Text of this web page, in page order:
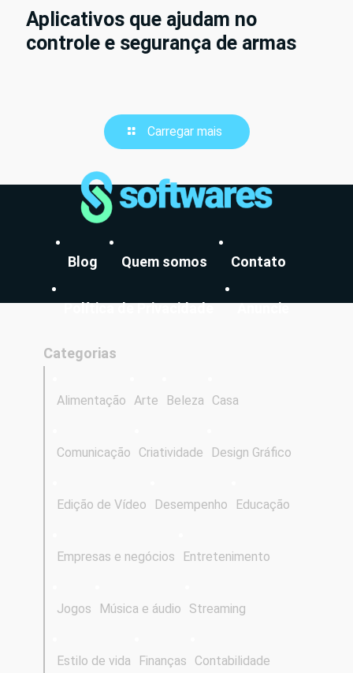
Aplicativos que ajudam no
controle e segurança de armas
Carregar mais
Blog Quem somos Contato
Política de Privacidade Anuncie
Categorias
Alimentação Arte Beleza Casa
Comunicação Criatividade Design Gráfico
Edição de Vídeo Desempenho Educação
Empresas e negócios Entretenimento
Jogos Música e áudio Streaming
Estilo de vida Finanças Contabilidade